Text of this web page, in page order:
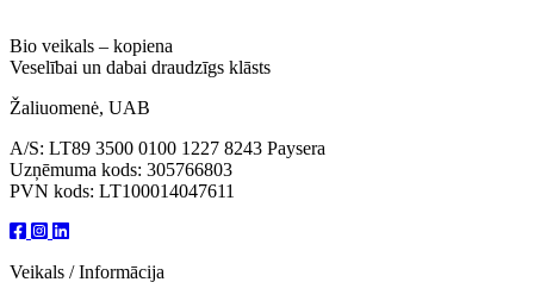
Bio veikals – kopiena
Veselībai un dabai draudzīgs klāsts
Žaliuomenė, UAB
A/S: LT89 3500 0100 1227 8243 Paysera
Uzņēmuma kods: 305766803
PVN kods: LT100014047611
Veikals / Informācija